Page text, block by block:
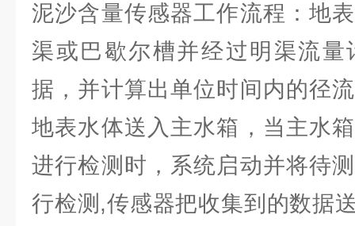
泥沙含量传感器工作流程：地
渠或巴歇尔槽并经过明渠流
据，并计算出单位时间内的径
地表水体送入主水箱，当主水
进行检测时，系统启动并将待
行检测,传感器把收集到的数据